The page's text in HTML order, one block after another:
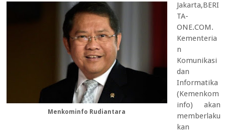
Menkominfo Rudiantara
Jakarta,BERI
TA-
ONE.COM.
Kementeria
n
Komunikasi
dan
Informatika
(Kemenkom
info) akan
memberlaku
kan